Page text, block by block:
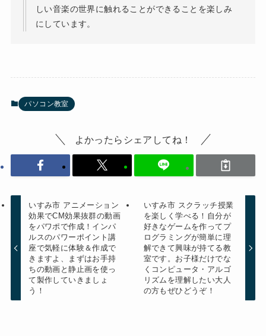
しい音楽の世界に触れることができることを楽しみ
にしています。
パソコン教室
よかったらシェアしてね！
いすみ市 アニメーション
効果でCM効果抜群の動画
をパワポで作成！インパ
ルスのパワーポイント講
座で気軽に体験＆作成で
きますよ、まずはお手持
ちの動画と静止画を使っ
て製作していきましょ
う！
いすみ市 スクラッチ授業
を楽しく学べる！自分が
好きなゲームを作ってプ
ログラミングが簡単に理
解できて興味が持てる教
室です。お子様だけでな
くコンピュータ・アルゴ
リズムを理解したい大人
の方もぜひどうぞ！